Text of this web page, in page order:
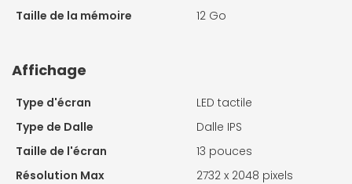
Taille de la mémoire 12 Go
Affichage
Type d'écran
LED tactile
Type de Dalle
Dalle IPS
Taille de l'écran
13 pouces
Résolution Max
2732 x 2048 pixels